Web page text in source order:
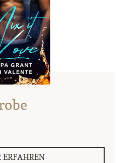
ERFAHREN